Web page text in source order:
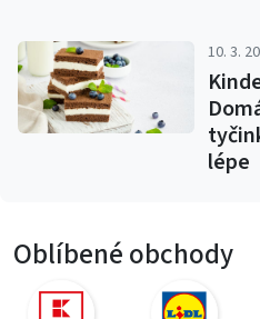
10. 3.
lépe
Oblíbené obchody